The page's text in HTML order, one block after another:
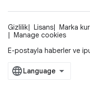
Gizlilik Lisans Marka
Manage cookies
E-postayla haberler ve